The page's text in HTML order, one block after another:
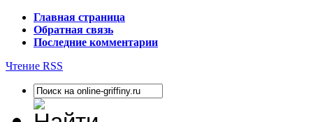
Главная страница
Обратная связь
Последние комментарии
Чтение RSS